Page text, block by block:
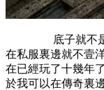
底子就不是我
在私服裏邊就不壹
在已經玩了十幾
於我可以在傳奇裏